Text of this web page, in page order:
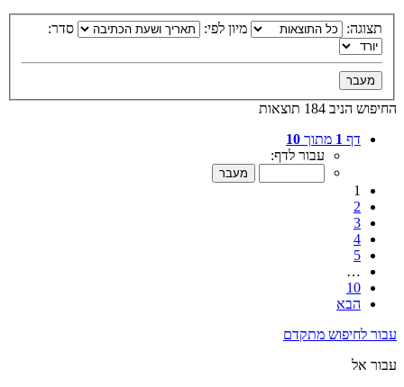
תצוגה: מיון לפי: סדר:
החיפוש הניב 184 תוצאות
דף 1 מתוך 10
עבור לדף:
1
2
3
4
5
…
10
הבא
עבור לחיפוש מתקדם
עבור אל